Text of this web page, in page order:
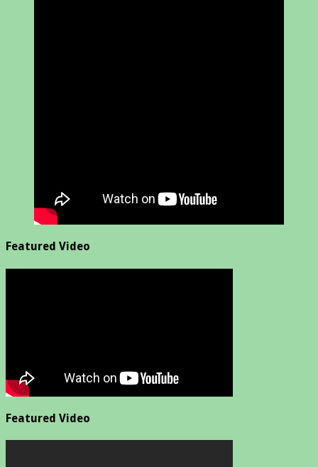
Featured Video
Featured Video